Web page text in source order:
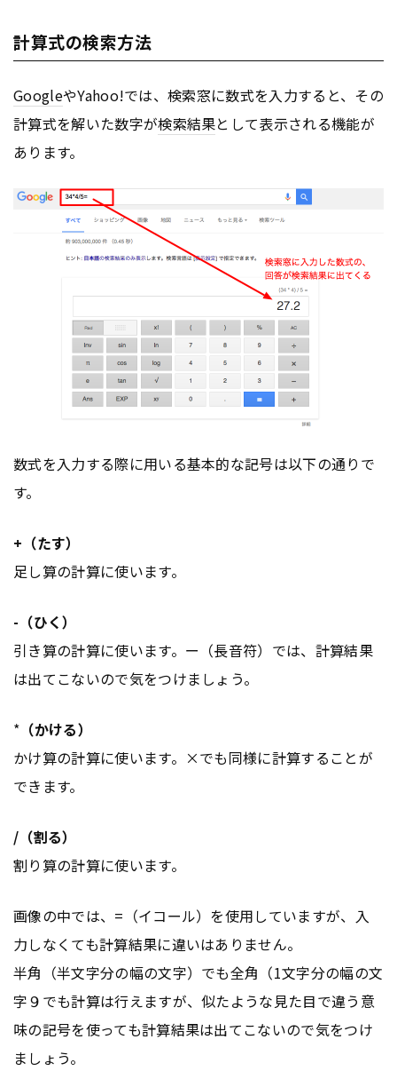
計算式の検索方法
GoogleやYahoo!では、検索窓に数式を入力すると、その
計算式を解いた数字が検索結果として表示される機能が
あります。
数式を入力する際に用いる基本的な記号は以下の通りで
す。
+（たす）
足し算の計算に使います。
-（ひく）
引き算の計算に使います。ー（長音符）では、計算結果
は出てこないので気をつけましょう。
* （かける）
かけ算の計算に使います。×でも同様に計算することが
できます。
/（割る）
割り算の計算に使います。
画像の中では、=（イコール）を使用していますが、入
力しなくても計算結果に違いはありません。
半角（半文字分の幅の文字）でも全角（1文字分の幅の文
字９でも計算は行えますが、似たような見た目で違う意
味の記号を使っても計算結果は出てこないので気をつけ
ましょう。